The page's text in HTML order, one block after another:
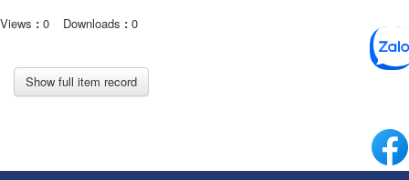
Views : 0 Downloads : 0
Show full item record